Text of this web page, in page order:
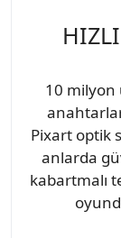
10 milyon
Pixart optik
anlarda
kabartmalı